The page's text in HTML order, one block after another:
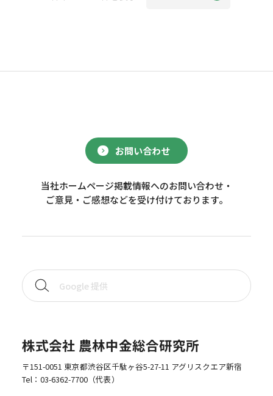
お問い合わせ
当社ホームページ掲載情報へのお問い合わせ・
ご意見・ご感想などを受け付けております。
株式会社 農林中金総合研究所
〒151-0051 東京都渋谷区千駄ヶ谷5-27-11 アグリスクエア新宿
Tel： 03-6362-7700（代表）